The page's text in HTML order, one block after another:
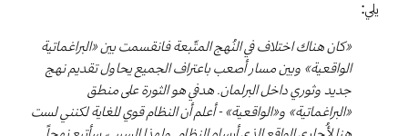
يلي:
«كان هناك اختلاف في النُهج المتّبعة فانقسمت بين «البراغماتية
الواقعية» وبين مسار أصعب باعتراف الجميع يحاول تقديم نهج
جديد وثوري داخل البرلمان. هدفي هو الثورة على منطق
«البراغماتية» و«الواقعية» - أعلم أن النظام قوي للغاية لكنني لست